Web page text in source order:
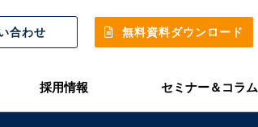
合わせ 無料資料ダウンロード
採用情報 セミナー＆コラム